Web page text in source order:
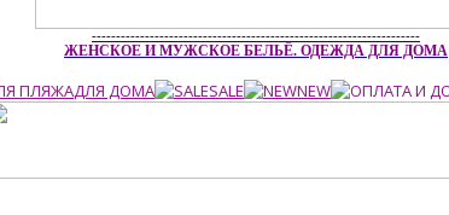
--------------------------------------------------------------------
ЖЕНСКОЕ И МУЖСКОЕ БЕЛЬЁ. ОДЕЖДА ДЛЯ ДОМА
ПЛЯЖАДЛЯ ДОМА SALE NEW